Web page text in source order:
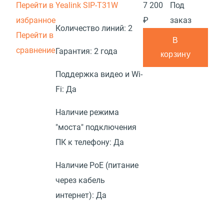
Перейти в
избранное
Перейти в
сравнение
Yealink SIP-T31W
Количество линий: 2
Гарантия: 2 года
Поддержка видео и Wi-
Fi: Да
Наличие режима
"моста" подключения
ПК к телефону: Да
Наличие PoE (питание
через кабель
интернет): Да
7 200
₽
Под
заказ
В
корзину